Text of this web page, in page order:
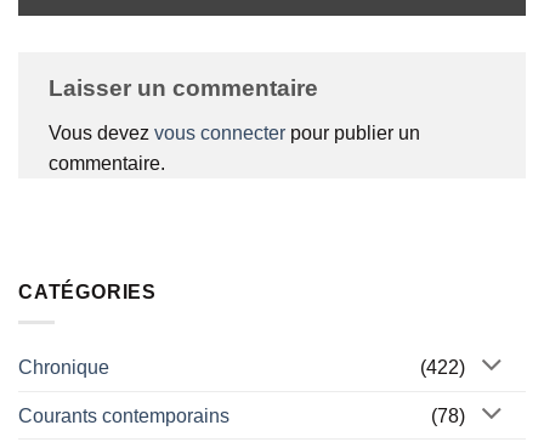
Laisser un commentaire
Vous devez vous connecter pour publier un
commentaire.
CATÉGORIES
Chronique (422)
Courants contemporains (78)